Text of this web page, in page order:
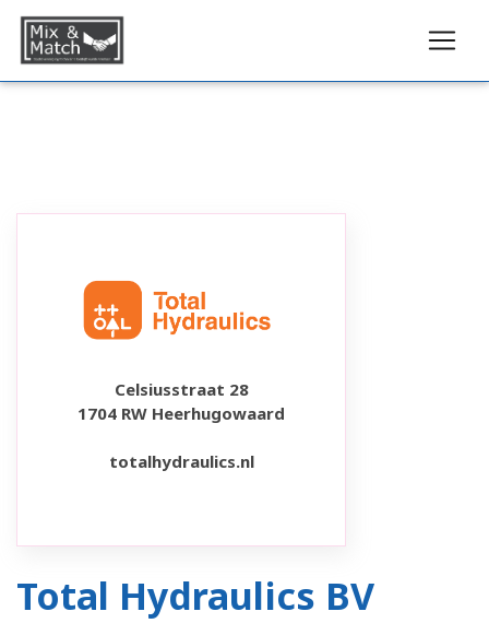
Celsiusstraat 28
1704 RW Heerhugowaard
totalhydraulics.nl
Total Hydraulics BV